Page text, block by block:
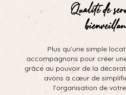
Qualité de
Plus qu’une simple
accompagnons pour créer
grâce au pouvoir de la
avons à cœur de
l’organisation de